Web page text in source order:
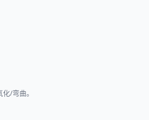
/弯曲。